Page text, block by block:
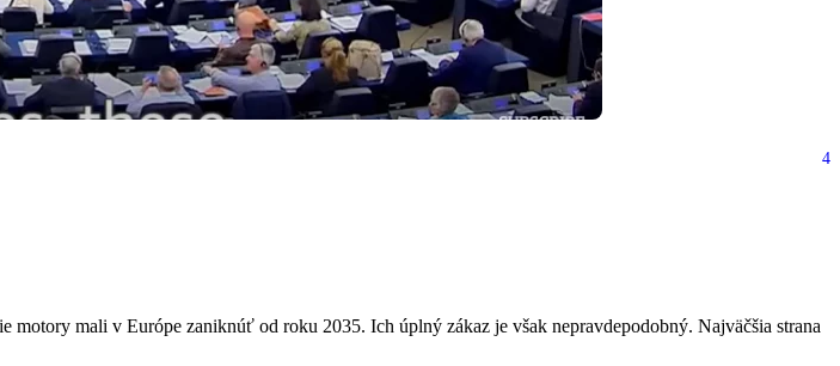
4
mali v Európe zaniknúť od roku 2035. Ich úplný zákaz je však nepravdepodobný. Najväčšia strana